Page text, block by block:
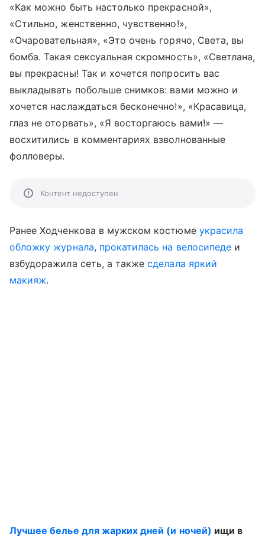
«Как можно быть настолько прекрасной»,
«Стильно, женственно, чувственно!»,
«Очаровательная», «Это очень горячо, Света, вы
бомба. Такая сексуальная скромность», «Светлана,
вы прекрасны! Так и хочется попросить вас
выкладывать побольше снимков: вами можно и
хочется наслаждаться бесконечно!», «Красавица,
глаз не оторвать», «Я восторгаюсь вами!» —
восхитились в комментариях взволнованные
фолловеры.
Контент недоступен
Ранее Ходченкова в мужском костюме украсила
обложку журнала, прокатилась на велосипеде и
взбудоражила сеть, а такжесделала яркий
макияж.
Лучшее белье для жарких дней (и ночей) ищи в